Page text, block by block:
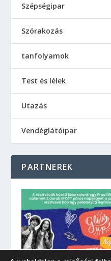
Szépségipar
Szórakozás
tanfolyamok
Test és lélek
Utazás
Vendéglátóipar
PARTNEREK